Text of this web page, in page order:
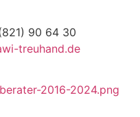
90 64 30
treuhand.de